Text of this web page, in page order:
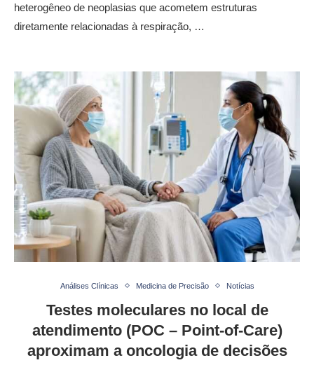
heterogêneo de neoplasias que acometem estruturas
diretamente relacionadas à respiração, …
Análises Clínicas Medicina de Precisão Notícias
Testes moleculares no local de
atendimento (POC – Point-of-Care)
aproximam a oncologia de decisões